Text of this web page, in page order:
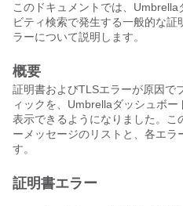
このドキュメントでは、Umbrella
ビティ検索で発生する一般的な
ラーについて説明します。
概要
証明書およびTLSエラーが原因で
ィックを、Umbrellaダッシュボ
表示できるようになりました。こ
ーメッセージのリストと、各エラ
す。
証明書エラー